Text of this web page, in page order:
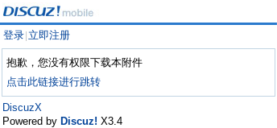
登录 立即注册
抱歉，您没有权限下载本附件
点击此链接进行跳转
DiscuzX
Powered by Discuz! X3.4